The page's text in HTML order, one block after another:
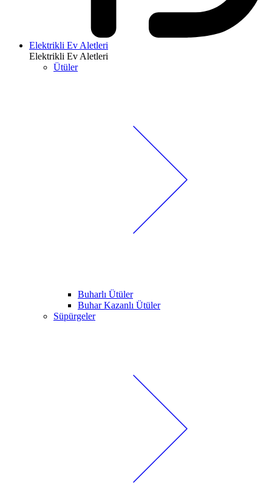
Elektrikli Ev Aletleri
Elektrikli Ev Aletleri
Ütüler
Buharlı Ütüler
Buhar Kazanlı Ütüler
Süpürgeler